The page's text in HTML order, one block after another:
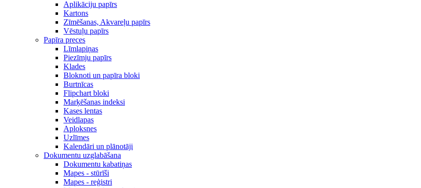
Aplikāciju papīrs
Kartons
Zīmēšanas, Akvareļu papīrs
Vēstuļu papīrs
Papīra preces
Līmlapiņas
Piezīmju papīrs
Klades
Bloknoti un papīra bloki
Burtnīcas
Flipchart bloki
Marķēšanas indeksi
Kases lentas
Veidlapas
Aploksnes
Uzlīmes
Kalendāri un plānotāji
Dokumentu uzglabāšana
Dokumentu kabatiņas
Mapes - stūrīši
Mapes - reģistri